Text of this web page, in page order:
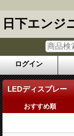
日下エンジ
ログイン
LEDディスプレー
おすすめ順